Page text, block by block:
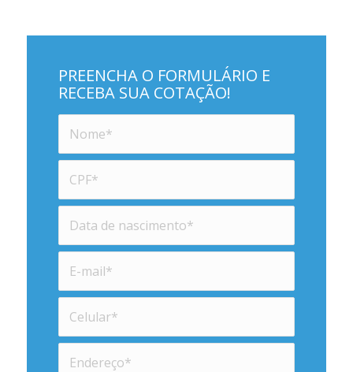
PREENCHA O FORMULÁRIO E
RECEBA SUA COTAÇÃO!